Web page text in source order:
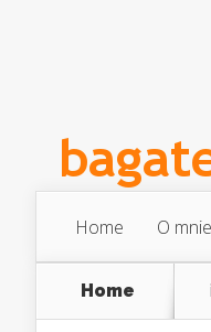
Home O mnie
Home